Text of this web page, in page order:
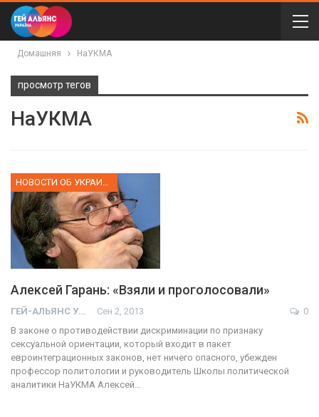
Домашняя НаУКМА
просмотр тегов
НаУКМА
Алексей Гарань: «Взяли и проголосовали»
ГЕЙ-АЛЬЯНС УКРАИНА Сен 2, 2013
0
В законе о противодействии дискриминации по признаку
сексуальной ориентации, который входит в пакет
евроинтеграционных законов, нет ничего опасного, убежден
профессор политологии и руководитель Школы политической
аналитики НаУКМА Алексей…